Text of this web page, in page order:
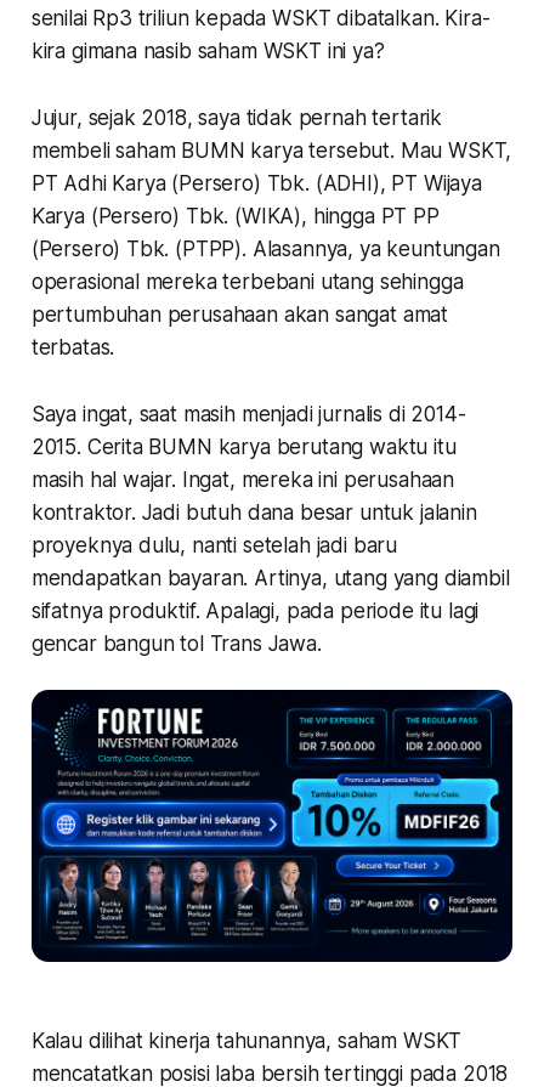
senilai Rp3 triliun kepada WSKT dibatalkan. Kira-
kira gimana nasib saham WSKT ini ya?
Jujur, sejak 2018, saya tidak pernah tertarik
membeli saham BUMN karya tersebut. Mau WSKT,
PT Adhi Karya (Persero) Tbk. (ADHI), PT Wijaya
Karya (Persero) Tbk. (WIKA), hingga PT PP
(Persero) Tbk. (PTPP). Alasannya, ya keuntungan
operasional mereka terbebani utang sehingga
pertumbuhan perusahaan akan sangat amat
terbatas.
Saya ingat, saat masih menjadi jurnalis di 2014-
2015. Cerita BUMN karya berutang waktu itu
masih hal wajar. Ingat, mereka ini perusahaan
kontraktor. Jadi butuh dana besar untuk jalanin
proyeknya dulu, nanti setelah jadi baru
mendapatkan bayaran. Artinya, utang yang diambil
sifatnya produktif. Apalagi, pada periode itu lagi
gencar bangun tol Trans Jawa.
Kalau dilihat kinerja tahunannya, saham WSKT
mencatatkan posisi laba bersih tertinggi pada 2018